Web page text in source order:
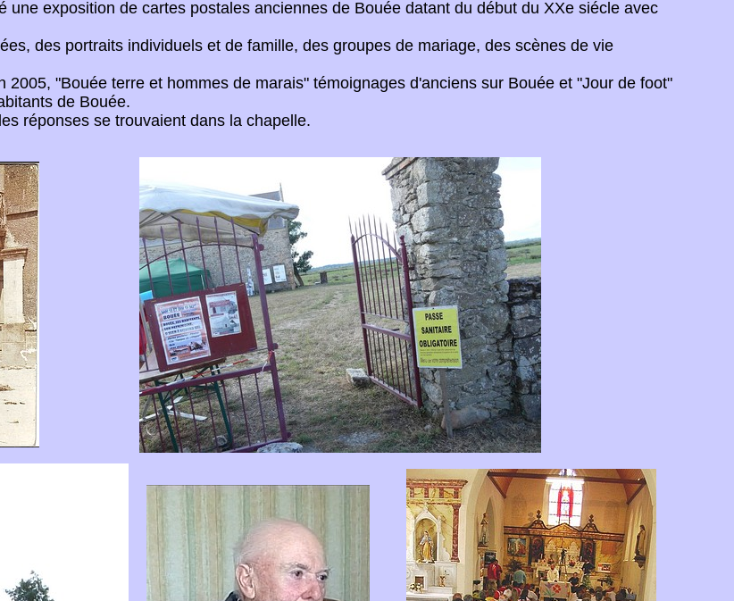
exposition de cartes postales anciennes de Bouée datant du début du XXe siécle avec
des portraits individuels et de famille, des groupes de mariage, des scènes de vie
"Bouée terre et hommes de marais" témoignages d'anciens sur Bouée et "Jour de foot"
de Bouée.
réponses se trouvaient dans la chapelle.